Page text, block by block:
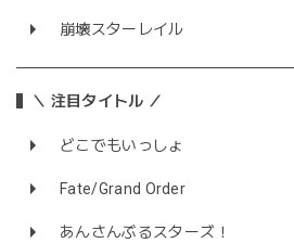
崩壊スターレイル
＼ 注目タイトル ／
どこでもいっしょ
Fate/Grand Order
あんさんぶるスターズ！